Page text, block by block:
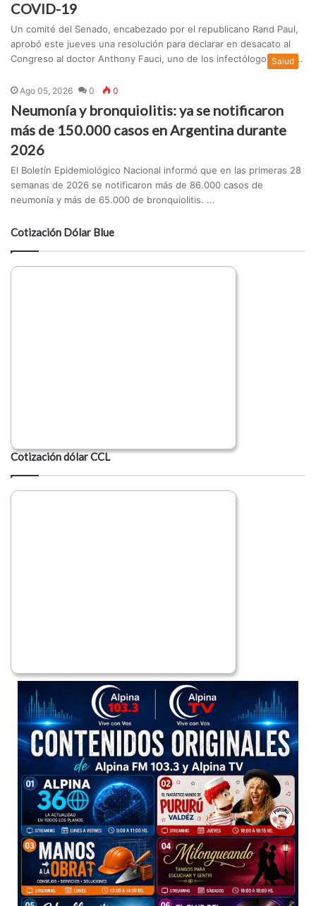
COVID-19
Un comité del Senado, encabezado por el republicano Rand Paul,
aprobó este jueves una resolución para declarar en desacato al
Congreso al doctor Anthony Fauci, uno de los infectólogos más ...
Salud
Ago 05, 2026 0 0
Neumonía y bronquiolitis: ya se notificaron
más de 150.000 casos en Argentina durante
2026
El Boletín Epidemiológico Nacional informó que en las primeras 28
semanas de 2026 se notificaron más de 86.000 casos de
neumonía y más de 65.000 de bronquiolitis. ...
Cotización Dólar Blue
Cotización dólar CCL